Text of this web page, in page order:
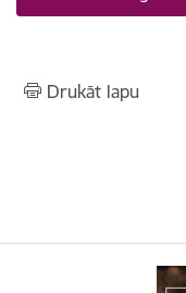
Drukāt lapu